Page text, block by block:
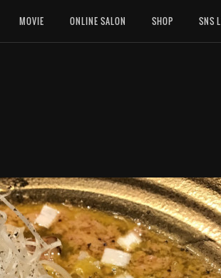
MOVIE ONLINE SALON SHOP SNS